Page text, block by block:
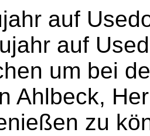
auf
auf
um bei
Ahlbeck,
zu